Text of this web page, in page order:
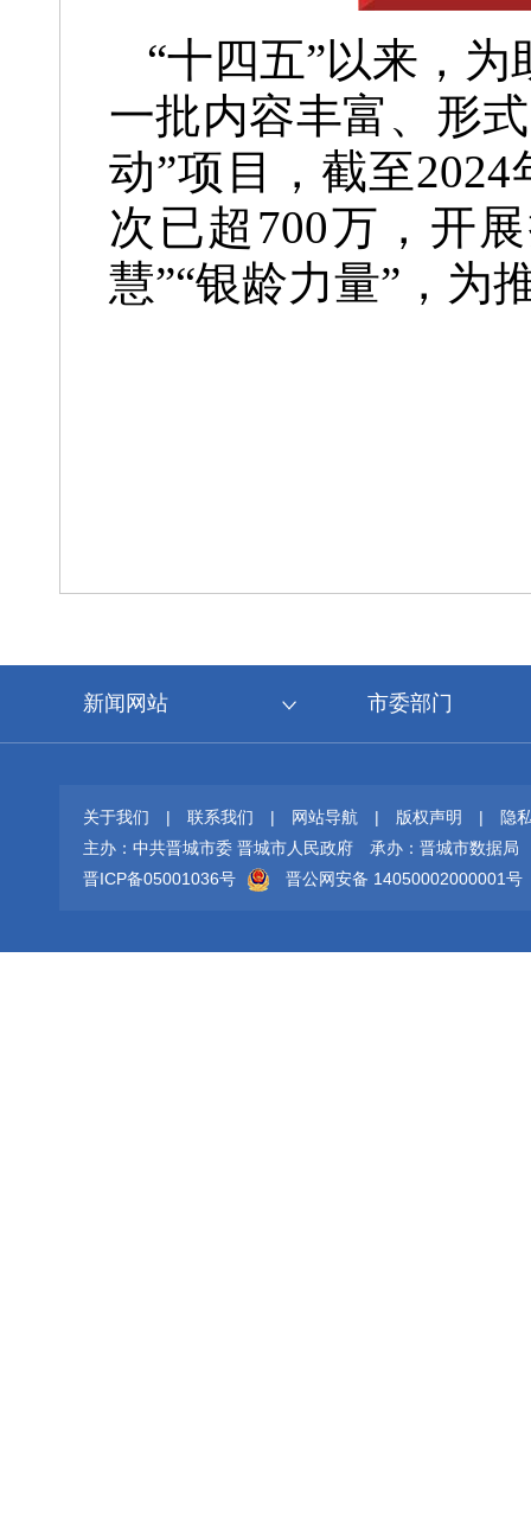
“十四五”以来，
一批内容丰富、形
动”项目，截至
次已超700万，开
慧”“银龄力量”，为
新闻网站 市委部门
关于我们 | 联系我们 | 网站导航 | 版权声明 |
隐
主办：中共晋城市委 晋城市人民政府
承办：晋城市数据局
晋ICP备05001036号
晋公网安备 14050002000001号